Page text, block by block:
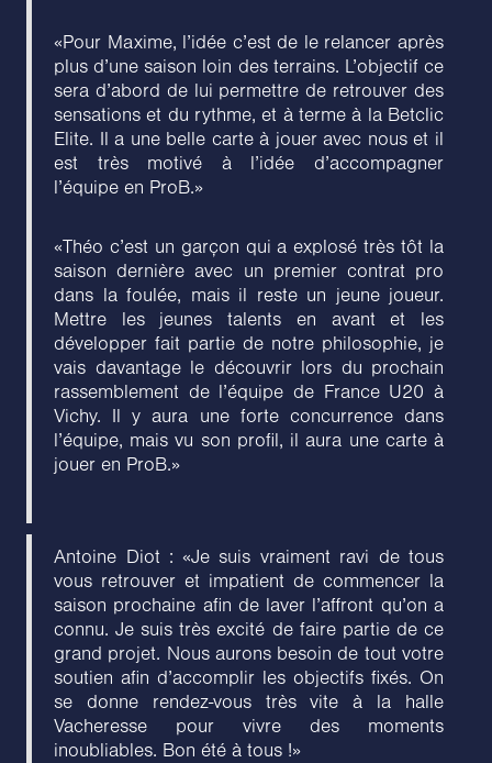
«Pour Maxime, l’idée c’est de le relancer après
plus d’une saison loin des terrains. L’objectif ce
sera d’abord de lui permettre de retrouver des
sensations et du rythme, et à terme à la Betclic
Elite. Il a une belle carte à jouer avec nous et il
est très motivé à l’idée d’accompagner
l’équipe en ProB.»
«Théo c’est un garçon qui a explosé très tôt la
saison dernière avec un premier contrat pro
dans la foulée, mais il reste un jeune joueur.
Mettre les jeunes talents en avant et les
développer fait partie de notre philosophie, je
vais davantage le découvrir lors du prochain
rassemblement de l’équipe de France U20 à
Vichy. Il y aura une forte concurrence dans
l’équipe, mais vu son profil, il aura une carte à
jouer en ProB.»
Antoine Diot : «Je suis vraiment ravi de tous
vous retrouver et impatient de commencer la
saison prochaine afin de laver l’affront qu’on a
connu. Je suis très excité de faire partie de ce
grand projet. Nous aurons besoin de tout votre
soutien afin d’accomplir les objectifs fixés. On
se donne rendez-vous très vite à la halle
Vacheresse pour vivre des moments
inoubliables. Bon été à tous !»